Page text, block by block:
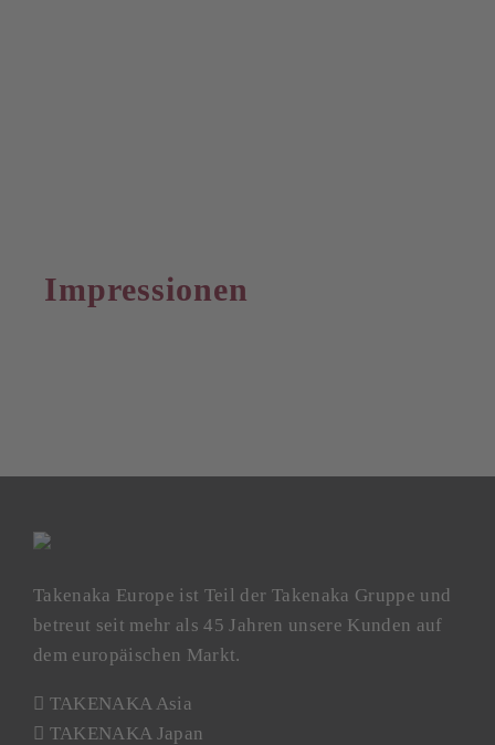
Impressionen
Takenaka Europe ist Teil der Takenaka Gruppe und
betreut seit mehr als 45 Jahren unsere Kunden auf
dem europäischen Markt.
TAKENAKA Asia
TAKENAKA Japan